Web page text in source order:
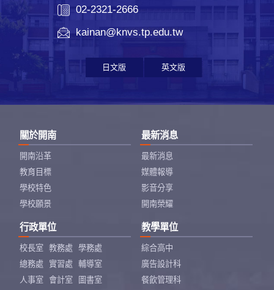
02-2321-2666
kainan@knvs.tp.edu.tw
日文版 英文版
關於開南
開南沿革
教育目標
學校特色
學校願景
最新消息
最新消息
媒體報導
影音分享
開南榮耀
行政單位
校長室 教務處
學務處
總務處
實習處
輔導室
人事室
會計室 圖書室
教學單位
綜合高中
廣告設計科
餐飲管理科